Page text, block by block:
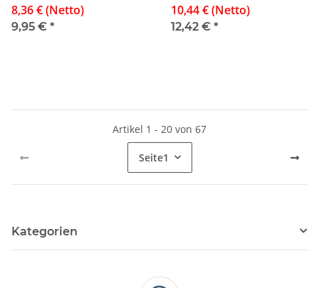
8,36 € (Netto)
9,95 € *
10,44 € (Netto)
12,42 € *
Artikel 1 - 20 von 67
Seite1
Kategorien